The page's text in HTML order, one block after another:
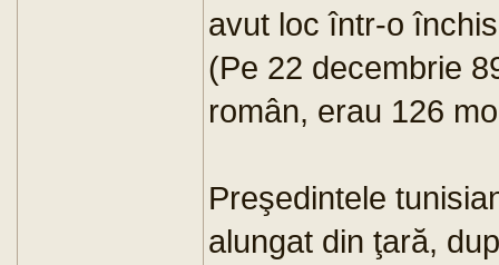
avut loc într-o
(Pe 22 decembrie
român, erau 126
Preşedintele
alungat din ţară,